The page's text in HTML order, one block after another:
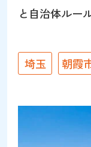
と自治体ルールをま
見積もりが必
を提示しない
る業者を選
にしてくだ
埼玉 朝霞